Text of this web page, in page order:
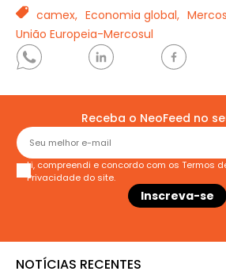
TAGScamex, Economia global,
União Europeia-Mercosul
Receba o NeoFeed no
Li, compreendi e concordo com os Termos
Privacidade do site.
NOTÍCIAS RECENTES